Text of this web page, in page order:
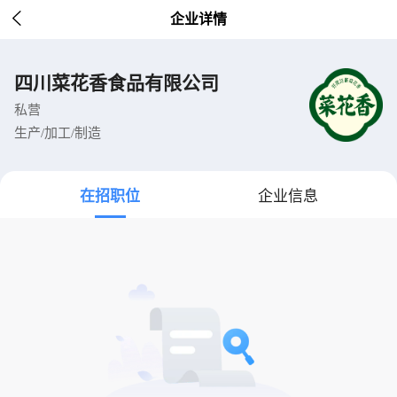
 企业详情
四川菜花香食品有限公司
私营
生产/加工/制造
在招职位 企业信息